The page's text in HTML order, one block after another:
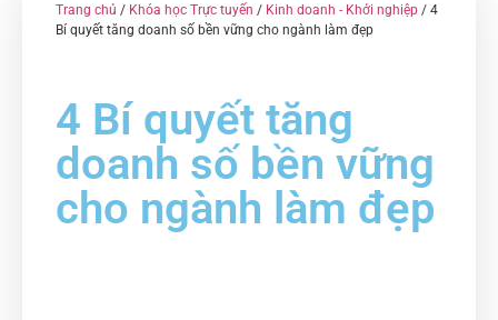
Trang chủ / Khóa học Trực tuyến / Kinh doanh - Khởi nghiệp / 4
Bí quyết tăng doanh số bền vững cho ngành làm đẹp
4 Bí quyết tăng
doanh số bền vững
cho ngành làm đẹp